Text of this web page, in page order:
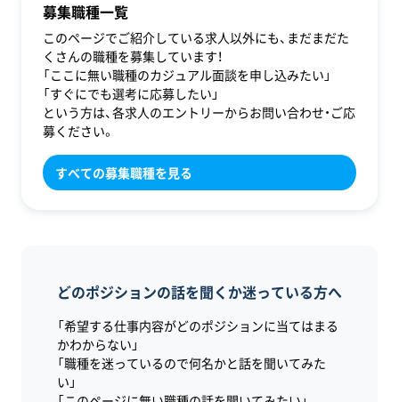
募集職種一覧
このページでご紹介している求人以外にも、まだまだた
くさんの職種を募集しています！
「ここに無い職種のカジュアル面談を申し込みたい」
「すぐにでも選考に応募したい」
という方は、各求人のエントリーからお問い合わせ・ご応
募ください。
すべての募集職種を見る
どのポジションの話を聞くか迷っている方へ
「希望する仕事内容がどのポジションに当てはまる
かわからない」
「職種を迷っているので何名かと話を聞いてみた
い」